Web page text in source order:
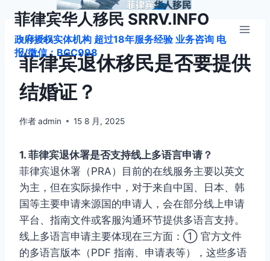
菲律宾华人移民 SRRV.INFO
政府授权实体机构 超过18年服务经验 业务咨询 电
报/微信：BGC998
998VISA
菲律宾退休移民是否要提供
结婚证？
作者admin 15 8 月, 2025
1. 菲律宾退休署是否支持线上多语言申请？
菲律宾退休署（PRA）目前的在线服务主要以英文
为主，但在实际操作中，对于来自中国、日本、韩
国等主要申请来源国的申请人，会在部分线上申请
平台、指南文件或客服沟通环节提供多语言支持。
线上多语言申请主要体现在三方面：① 官方文件
的多语言版本（PDF 指南、申请表等），这些多语